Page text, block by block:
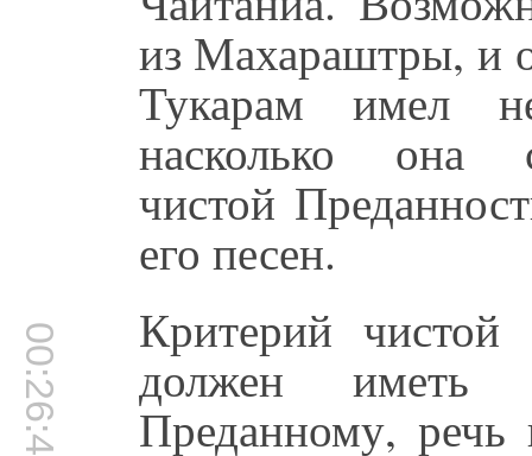
из Махараштры, и
Тукарам имел
насколько она
чистой
его песен.
00:26:40 Критерий чистой
должен иметь
Преданному,